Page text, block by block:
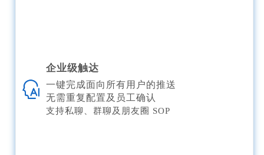
企业级触达
一键完成面向所有用户的推送
无需重复配置及员工确认
支持私聊、群聊及朋友圈 SOP